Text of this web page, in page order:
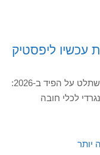
עכשיו ליפסטיק
אני מזמין אתכן להכיר את הטרנד הנועז שמשתלט על הפיד ב-2026:
לכלי חובה